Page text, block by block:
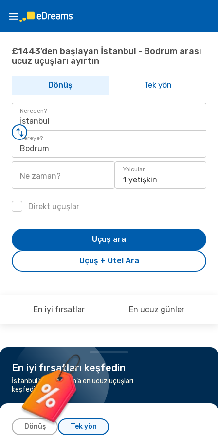
£1443’den başlayan İstanbul - Bodrum arası
ucuz uçuşları ayırtın
Dönüş Tek yön
Nereden?
İstanbul
Nereye?
Bodrum
Ne zaman?
Yolcular
1 yetişkin
Direkt uçuşlar
Uçuş + Otel Ara
Uçuş ara
En iyi fırsatlar En ucuz günler
En iyi fırsatları keşfedin
İstanbul’dan Bodrum’a en ucuz uçuşları
keşfedin
Dönüş Tek yön